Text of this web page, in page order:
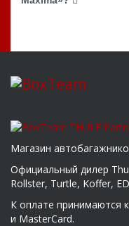
Магазин
Официальный дилер
Rollster, Turtle, Koffer,
К оплате принимаются
и MasterCard.